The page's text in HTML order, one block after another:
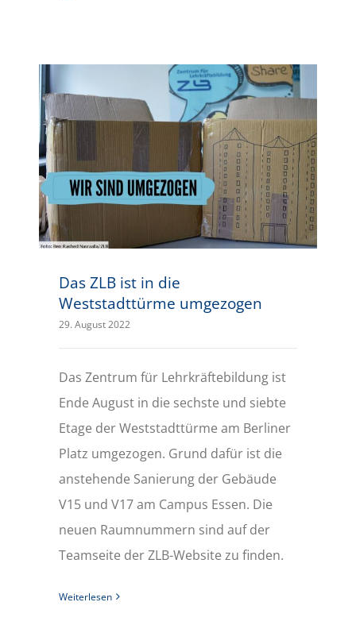
Das ZLB ist in die
Weststadttürme umgezogen
29. August 2022
Das Zentrum für Lehrkräftebildung ist
Ende August in die sechste und siebte
Etage der Weststadttürme am Berliner
Platz umgezogen. Grund dafür ist die
anstehende Sanierung der Gebäude
V15 und V17 am Campus Essen. Die
neuen Raumnummern sind auf der
Teamseite der ZLB-Website zu finden.
Weiterlesen